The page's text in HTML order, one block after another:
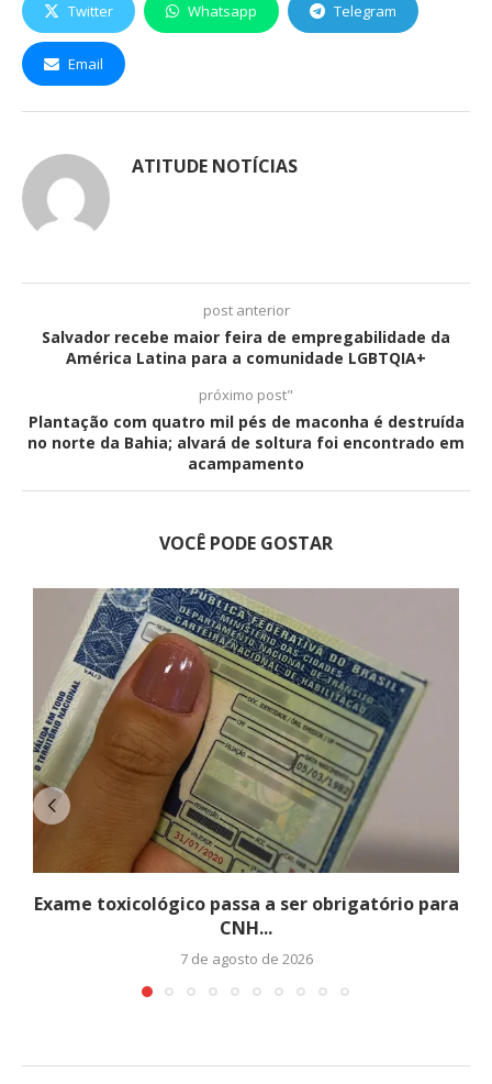
Twitter Whatsapp Telegram
Email
ATITUDE NOTÍCIAS
post anterior
Salvador recebe maior feira de empregabilidade da
América Latina para a comunidade LGBTQIA+
próximo post"
Plantação com quatro mil pés de maconha é destruída
no norte da Bahia; alvará de soltura foi encontrado em
acampamento
VOCÊ PODE GOSTAR
Exame toxicológico passa a ser obrigatório para
CNH...
7 de agosto de 2026